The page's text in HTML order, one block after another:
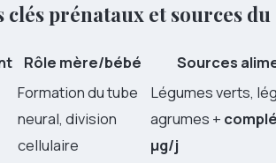
prénataux et sources
Rôle mère/bébé
Sources
Formation du tube
neural, division
cellulaire
Légumes verts,
agrumes +
μg/j